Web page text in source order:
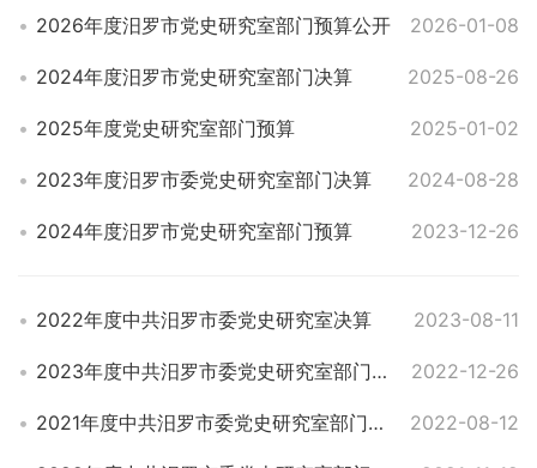
2026年度汨罗市党史研究室部门预算公开 2026-01-08
2024年度汨罗市党史研究室部门决算 2025-08-26
2025年度党史研究室部门预算 2025-01-02
2023年度汨罗市委党史研究室部门决算 2024-08-28
2024年度汨罗市党史研究室部门预算 2023-12-26
2022年度中共汨罗市委党史研究室决算 2023-08-11
2023年度中共汨罗市委党史研究室部门预算 2022-12-26
2021年度中共汨罗市委党史研究室部门决算 2022-08-12